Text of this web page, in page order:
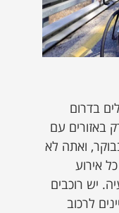
בדרום
באזורים עם
ואתה לא
אירוע
יש רוכבים
לרכוב